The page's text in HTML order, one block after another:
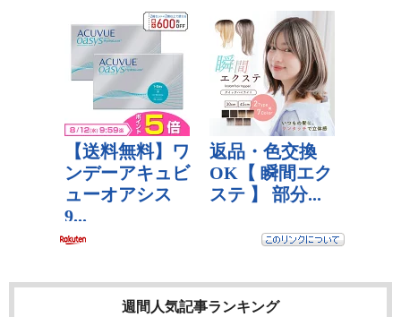
週間人気記事ランキング